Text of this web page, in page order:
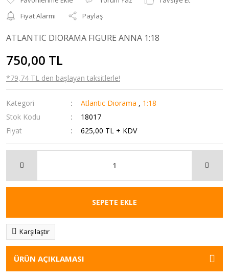
Fiyat Alarmı
Paylaş
ATLANTIC DIORAMA FIGURE ANNA 1:18
750,00 TL
*79,74 TL den başlayan taksitlerle!
Kategori Atlantic Diorama , 1:18
Stok Kodu
18017
Fiyat
625,00 TL + KDV
SEPETE EKLE
Karşılaştır
ÜRÜN AÇIKLAMASI